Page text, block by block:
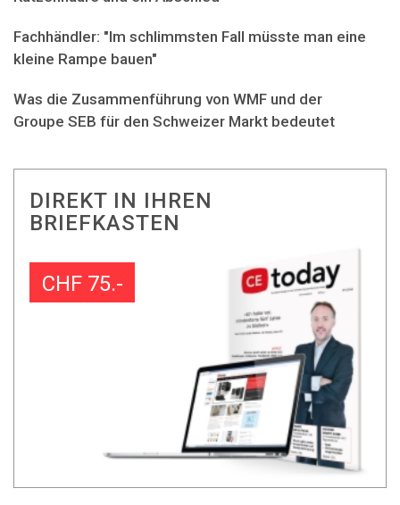
Fachhändler: "Im schlimmsten Fall müsste man eine
kleine Rampe bauen"
Was die Zusammenführung von WMF und der
Groupe SEB für den Schweizer Markt bedeutet
DIREKT IN IHREN
BRIEFKASTEN
CHF 75.-